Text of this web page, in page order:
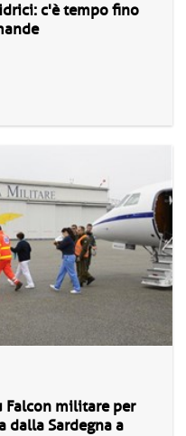
c'è tempo fino
Falcon militare per
Sardegna a